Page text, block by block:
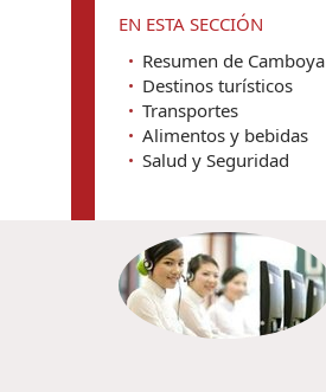
EN ESTA SECCIÓN
Resumen de Camboya
Destinos turísticos
Transportes
Alimentos y bebidas
Salud y Seguridad